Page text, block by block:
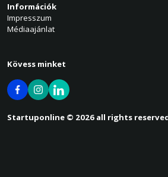
Információk
Impresszum
Médiaajánlat
Kövess minket
Startuponline © 2026 all rights